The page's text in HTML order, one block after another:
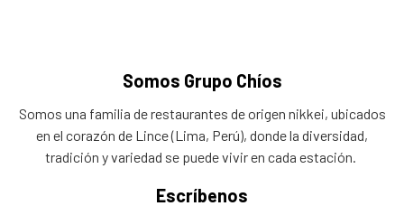
Somos Grupo Chíos
Somos una familia de restaurantes de origen nikkei, ubicados
en el corazón de Lince (Lima, Perú), donde la diversidad,
tradición y variedad se puede vivir en cada estación.
Escríbenos